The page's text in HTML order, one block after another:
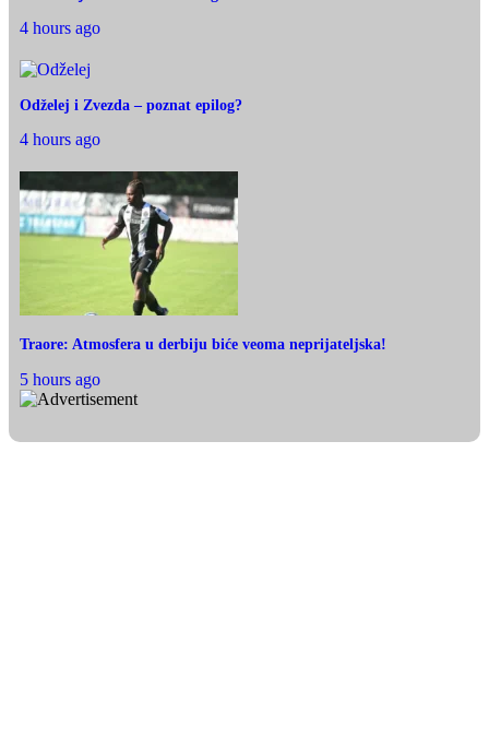
4 hours ago
Odželej i Zvezda – poznat epilog?
4 hours ago
Traore: Atmosfera u derbiju biće veoma neprijateljska!
5 hours ago